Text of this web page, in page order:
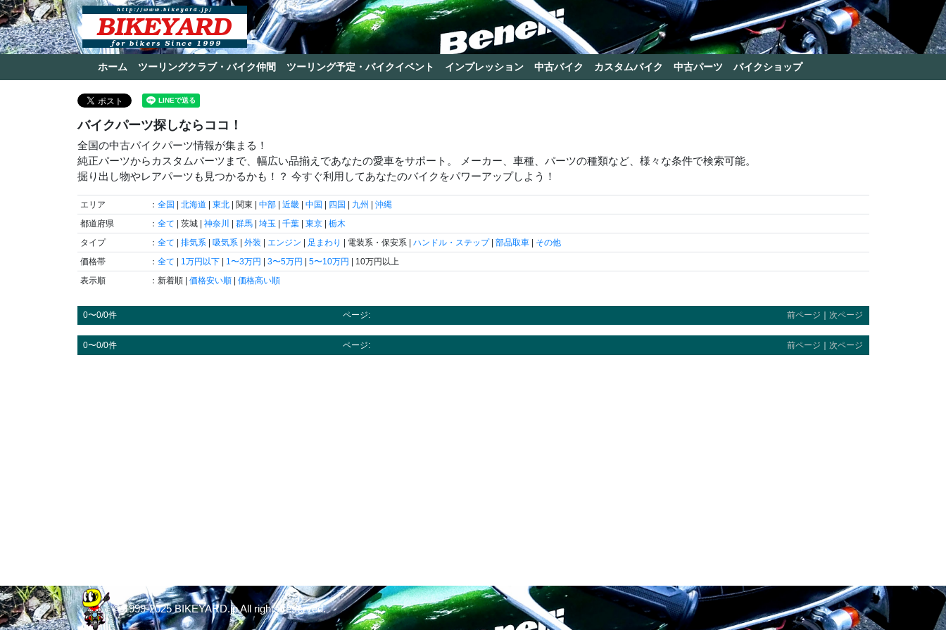
ホーム ツーリングクラブ・バイク仲間 ツーリング予定・バイクイベント インプレッション 中古バイク カスタムバイク 中古パーツ バイクショップ
バイクパーツ探しならココ！
全国の中古バイクパーツ情報が集まる！
純正パーツからカスタムパーツまで、幅広い品揃えであなたの愛車をサポート。 メーカー、車種、パーツの種類など、様々な条件で検索可能。
掘り出し物やレアパーツも見つかるかも！？ 今すぐ利用してあなたのバイクをパワーアップしよう！
エリア ： 全国 北海道 東北 | 関東 | 中部 近畿 中国 四国 九州
沖縄
都道府県
： 全て | 茨城 | 神奈川 群馬 埼玉 千葉 東京
栃木
タイプ
： 全て 排気系 吸気系 外装 エンジン 足まわり | 電装系・保安系 | ハンドル・ステップ| 部品取車
その他
価格帯
： 全て 1万円以下 1〜3万円 3〜5万円 5〜10万円
| 10万円以上
表示順
：新着順 | 価格安い順 価格高い順
0〜0/0件 ページ: 前ページ 次ページ
0〜0/0件 ページ: 前ページ ｜ 次ページ
© 1999-2025 BIKEYARD.jp All rights reserved.